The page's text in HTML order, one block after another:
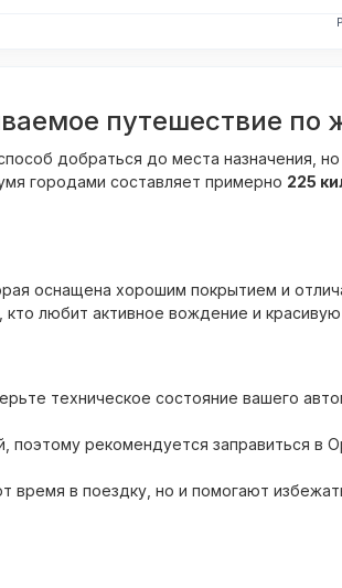
путешествие
добраться до места назначения,
городами составляет примерно 225
оснащена хорошим покрытием и
любит активное вождение и
техническое состояние вашего
рекомендуется заправиться в
в поездку, но и помогают